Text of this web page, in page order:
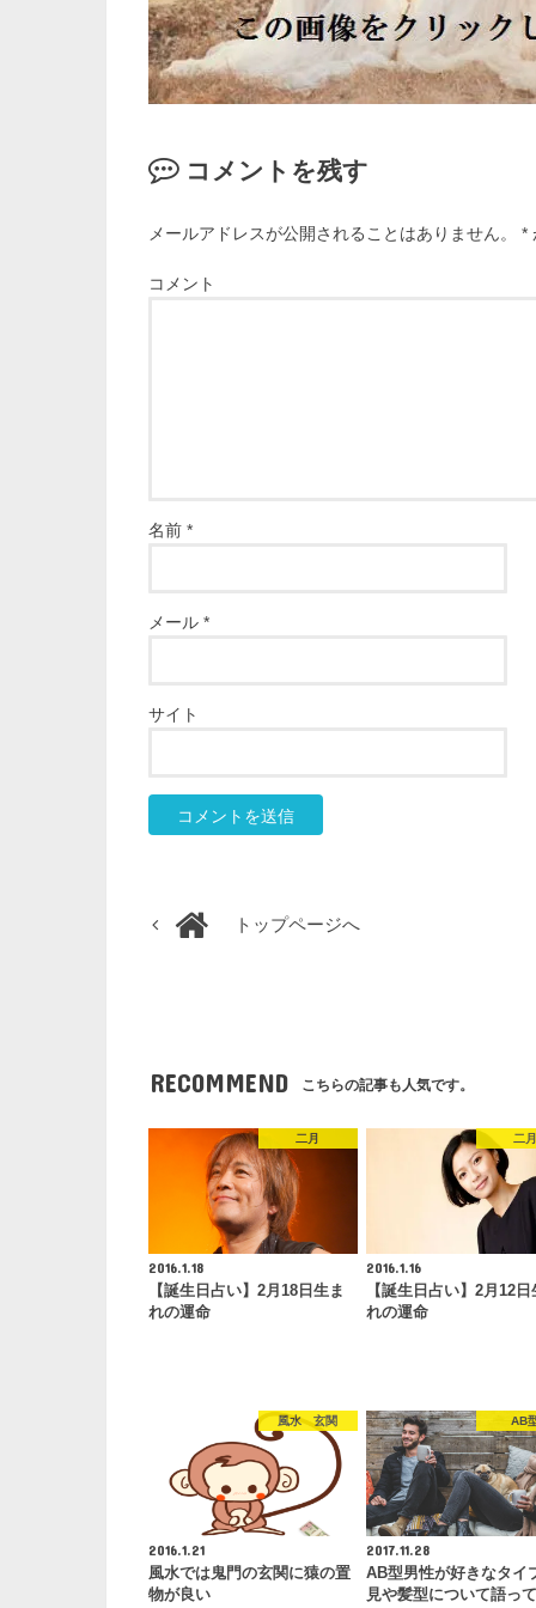
コメントを残す
メールアドレスが公開されることはありません。 *
コメント
名前 *
メール *
サイト
トップページへ
RECOMMEND こちらの記事も人気です。
二月
2016.1.18
【誕生日占い】2月18日生ま
れの運命
二
2016.1.16
【誕生日占い】2月12日
れの運命
風水 玄関
2016.1.21
風水では鬼門の玄関に猿の置
物が良い
AB
2017.11.28
AB型男性が好きなタイ
見や髪型について語っ